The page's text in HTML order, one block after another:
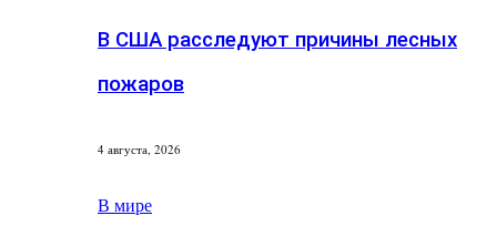
В США расследуют причины лесных
пожаров
4 августа, 2026
В мире